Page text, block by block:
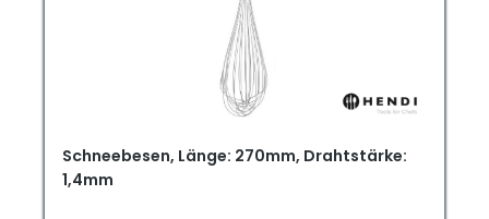
Schneebesen, Länge: 270mm, Drahtstärke:
1,4mm